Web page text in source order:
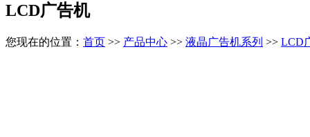
LCD广告机
您现在的位置： 首页 >> 产品中心 >> 液晶广告机系列 >> LCD